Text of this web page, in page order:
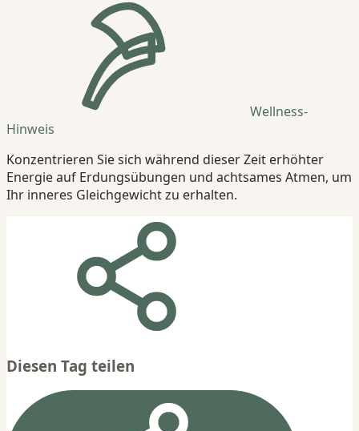
Wellness-
Hinweis
Konzentrieren Sie sich während dieser Zeit erhöhter
Energie auf Erdungsübungen und achtsames Atmen, um
Ihr inneres Gleichgewicht zu erhalten.
Diesen Tag teilen